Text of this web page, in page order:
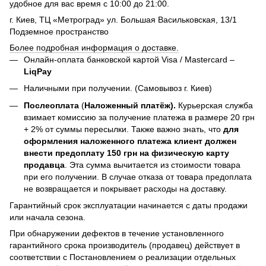
удобное для вас время с 10:00 до 21:00.
г. Киев, ТЦ «Метроград» ул. Большая Васильковская, 13/1
Подземное пространство
Более подробная информация о доставке.
Онлайн-оплата банковской картой Visa / Mastercard –
LiqPay
Наличными при получении. (Самовывоз г. Киев)
Послеоплата (Наложенный платёж). Курьерская служба
взимает комиссию за получение платежа в размере 20 грн
+ 2% от суммы пересылки. Также важно знать, что для
оформления наложенного платежа клиент должен
внести предоплату 150 грн на физическую карту
продавца . Эта сумма вычитается из стоимости товара
при его получении. В случае отказа от товара предоплата
не возвращается и покрывает расходы на доставку.
Гарантийный срок эксплуатации начинается с даты продажи
или начала сезона.
При обнаружении дефектов в течение установленного
гарантийного срока производитель (продавец) действует в
соответствии с Постановлением о реализации отдельных